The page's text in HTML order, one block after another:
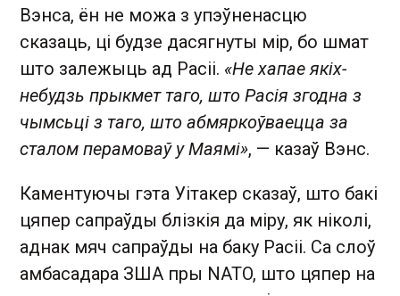
Вэнса, ён не можа з упэўненасцю
сказаць, ці будзе дасягнуты мір, бо шмат
што залежыць ад Расіі. «Не хапае якіх-
небудзь прыкмет таго, што Расія згодна з
чымсьці з таго, што абмяркоўваецца за
сталом перамоваў у Маямі», — казаў Вэнс.
Каментуючы гэта Уітакер сказаў, што бакі
цяпер сапраўды блізкія да міру, як ніколі,
аднак мяч сапраўды на баку Расіі. Са слоў
амбасадара ЗША пры NATO, што цяпер на